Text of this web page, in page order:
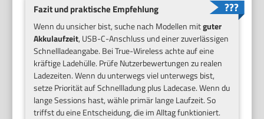
Fazit und praktische Empfehlung
Wenn du unsicher bist, suche nach Modellen mitguter
Akkulaufzeit, USB-C-Anschluss und einer zuverlässigen
Schnellladeangabe. Bei True-Wireless achte auf eine
kräftige Ladehülle. Prüfe Nutzerbewertungen zu realen
Ladezeiten. Wenn du unterwegs viel unterwegs bist,
setze Priorität auf Schnellladung plus Ladecase. Wenn du
lange Sessions hast, wähle primär lange Laufzeit. So
triffst du eine Entscheidung, die im Alltag funktioniert.